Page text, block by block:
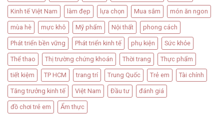
Kinh tế Việt Nam làm đẹp lựa chọn Mua sắm món ăn ngon
mùa hè mực khô Mỹ phẩm Nội thất phong cách
Phát triển bền vững Phát triển kinh tế phụ kiện Sức khỏe
Thể thao Thị trường chứng khoán Thời trang Thực phẩm
tiết kiệm TP HCM trang trí Trung Quốc Trẻ em Tài chính
Tăng trưởng kinh tế Việt Nam Đầu tư đánh giá
đồ chơi trẻ em Ẩm thực